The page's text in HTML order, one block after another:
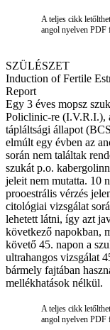
A teljes cikk
angol nyelven PDF
SZÜLÉSZET
Induction of Fertile
Report
Egy 3 éves mopsz
Policlinic-re (I.V.R.I.),
tápláltsági állapot
elmúlt egy évben az
során nem találtak
szukát p.o.
jeleit nem mutatta. 10
prooestrális vérzés
citológiai vizsgálat
lehetett látni, így azt
következő napokban,
követő 45. napon a
ultrahangos vizsgálat
bármely fajtában
mellékhatások nélkül.
A teljes cikk
angol nyelven PDF